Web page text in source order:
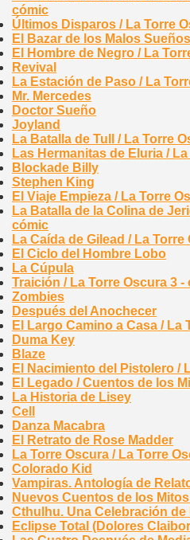
cómic
Últimos Disparos / La Torre
El Bazar de los Malos Sueños
El Hombre de Negro / La
Revival
La Estación de Paso / La
Mr. Mercedes
Doctor Sueño
Joyland
La Batalla de Tull / La Torre
Las Hermanitas de Eluria /
Blockade Billy
Stephen King
El Viaje Empieza / La Torre
La Batalla de la Colina de
cómic
La Caída de Gilead / La
El Ciclo del Hombre Lobo
La Cúpula
Traición / La Torre Oscura 3 -
Zombies
Después del Anochecer
El Largo Camino a Casa / La
Duma Key
Blaze
El Nacimiento del Pistolero /
El Legado / Cuentos de los
La Historia de Lisey
Cell
Danza Macabra
El Retrato de Rose Madder
La Torre Oscura / La Torre
Colorado Kid
Vampiras. Antología de
Nuevos Cuentos de los
Cthulhu. Una Celebración de
Eclipse Total (Dolores